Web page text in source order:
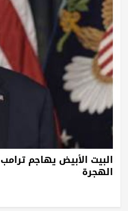
البيت الأبيض يهاجم
الهجرة